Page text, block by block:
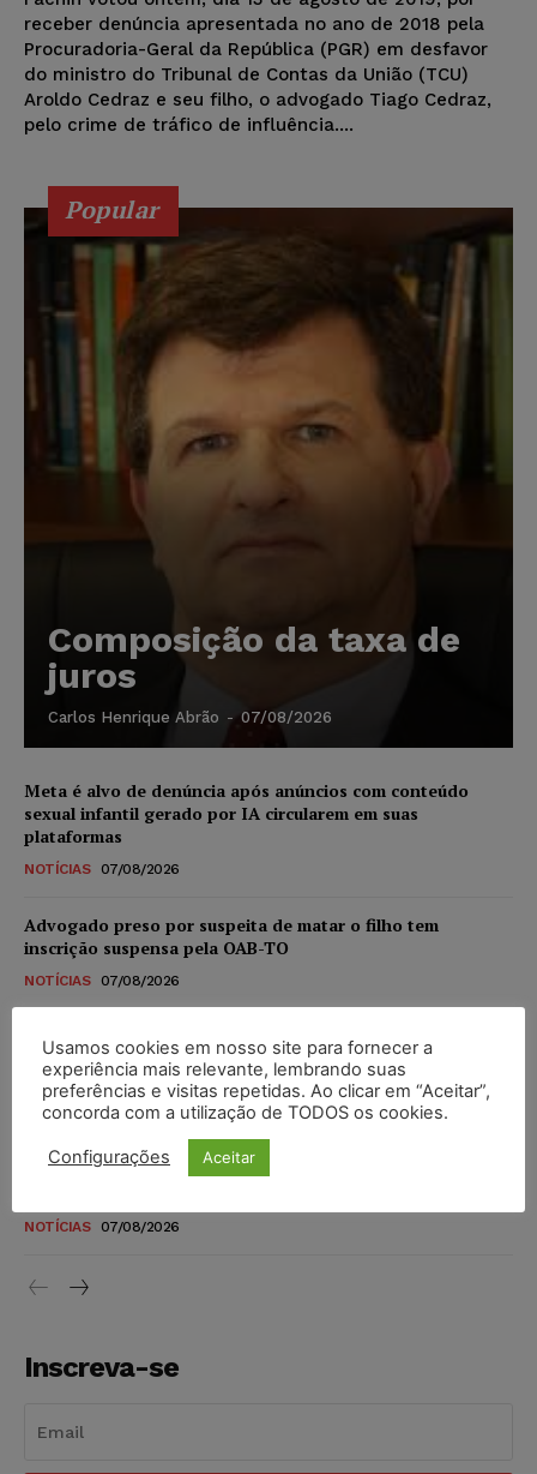
receber denúncia apresentada no ano de 2018 pela
Procuradoria-Geral da República (PGR) em desfavor
do ministro do Tribunal de Contas da União (TCU)
Aroldo Cedraz e seu filho, o advogado Tiago Cedraz,
pelo crime de tráfico de influência....
Popular
Composição da taxa de
juros
Carlos Henrique Abrão - 07/08/2026
Meta é alvo de denúncia após anúncios com conteúdo
sexual infantil gerado por IA circularem em suas
plataformas
NOTÍCIAS 07/08/2026
Advogado preso por suspeita de matar o filho tem
inscrição suspensa pela OAB-TO
NOTÍCIAS 07/08/2026
STF amplia isenção de IBS e CBS na compra de veículos
novos para pessoas com deficiência e autistas de todos os
níveis
DIREITO TRIBUTÁRIO 07/08/2026
Justiça do Trabalho mantém justa causa de empregado que
NOTÍCIAS 07/08/2026
Inscreva-se
Usamos cookies em nosso site para fornecer a
experiência mais relevante, lembrando suas
preferências e visitas repetidas. Ao clicar em “Aceitar”,
concorda com a utilização de TODOS os cookies.
Configurações Aceitar